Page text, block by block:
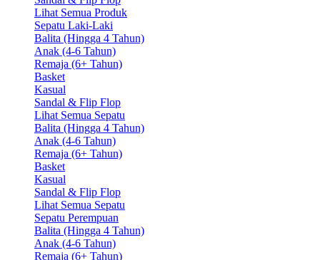
Lihat Semua Produk
Sepatu Laki-Laki
Balita (Hingga 4 Tahun)
Anak (4-6 Tahun)
Remaja (6+ Tahun)
Basket
Kasual
Sandal & Flip Flop
Lihat Semua Sepatu
Balita (Hingga 4 Tahun)
Anak (4-6 Tahun)
Remaja (6+ Tahun)
Basket
Kasual
Sandal & Flip Flop
Lihat Semua Sepatu
Sepatu Perempuan
Balita (Hingga 4 Tahun)
Anak (4-6 Tahun)
Remaja (6+ Tahun)